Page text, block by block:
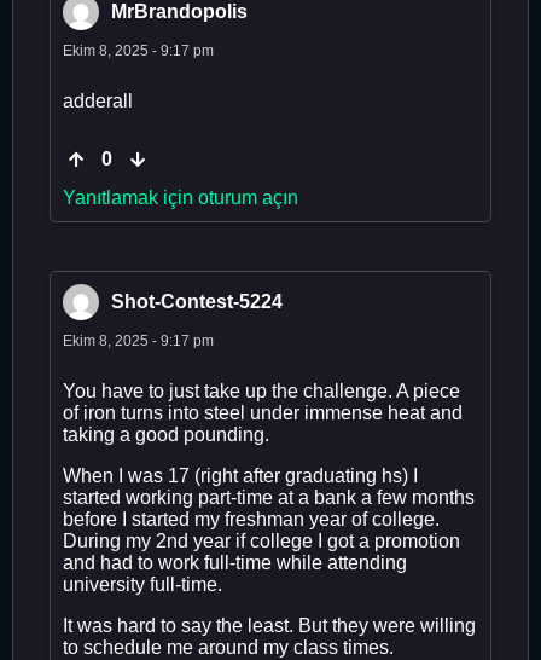
MrBrandopolis
Ekim 8, 2025 - 9:17 pm
adderall
0
Yanıtlamak için oturum açın
Shot-Contest-5224
Ekim 8, 2025 - 9:17 pm
You have to just take up the challenge. A piece
of iron turns into steel under immense heat and
taking a good pounding.
When I was 17 (right after graduating hs) I
started working part-time at a bank a few months
before I started my freshman year of college.
During my 2nd year if college I got a promotion
and had to work full-time while attending
university full-time.
It was hard to say the least. But they were willing
to schedule me around my class times.